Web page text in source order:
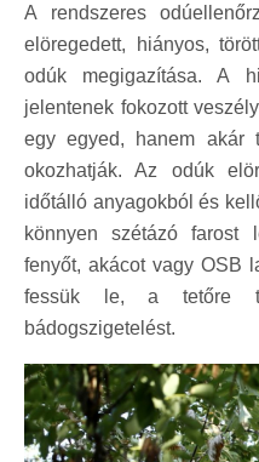
A rendszeres
elöregedett, hiányos,
odúk megigazítása. A
jelentenek fokozott
egy egyed, hanem akár
okozhatják. Az odúk
időtálló anyagokból és
könnyen szétázó farost
fenyőt, akácot vagy OSB
fessük le, a tetőre
bádogszigetelést.